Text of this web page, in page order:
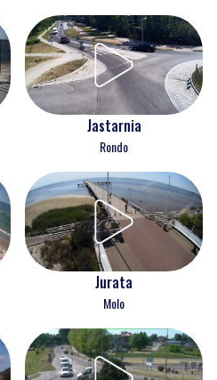
Jastarnia
Rondo
Jurata
Molo